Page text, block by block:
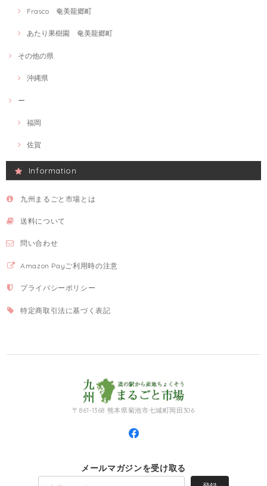
Frasco 奄美龍郷町
あたり果樹園 奄美龍郷町
その他の県
沖縄県
ー
福岡
佐賀
Information
九州まるごと市場とは
送料について
問い合わせ
Amazon Payご利用時の注意
プライバシーポリシー
特定商取引法に基づく表記
〒861-1368 熊本県菊池市七城町岡田306
メールマガジンを受け取る